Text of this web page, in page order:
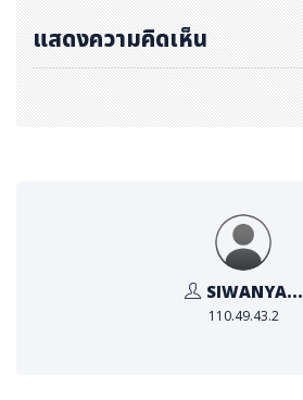
แสดงความคิดเห็น
SIWANYA...
110.49.43.2